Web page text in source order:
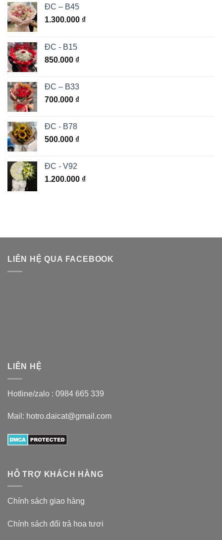
ĐC – B45
1.300.000 ₫
ĐC - B15
850.000 ₫
ĐC – B33
700.000 ₫
ĐC - B78
500.000 ₫
ĐC - V92
1.200.000 ₫
LIÊN HỆ QUA FACEBOOK
LIÊN HỆ
Hotline/zalo : 0984 665 339
Mail: hotro.daicat@gmail.com
HỖ TRỢ KHÁCH HÀNG
Chính sách giao hàng
Chính sách đổi trả hoa tươi